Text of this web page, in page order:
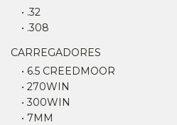
• .32
• .308
CARREGADORES
• 6.5 CREEDMOOR
• 270WIN
• 300WIN
• 7MM